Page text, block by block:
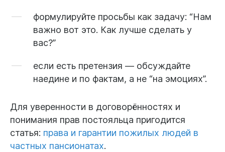
формулируйте просьбы как задачу: “Нам
важно вот это. Как лучше сделать у
вас?”
если есть претензия — обсуждайте
наедине и по фактам, а не “на эмоциях”.
Для уверенности в договорённостях и
понимания прав постояльца пригодится
статья: права и гарантии пожилых людей в
частных пансионатах.